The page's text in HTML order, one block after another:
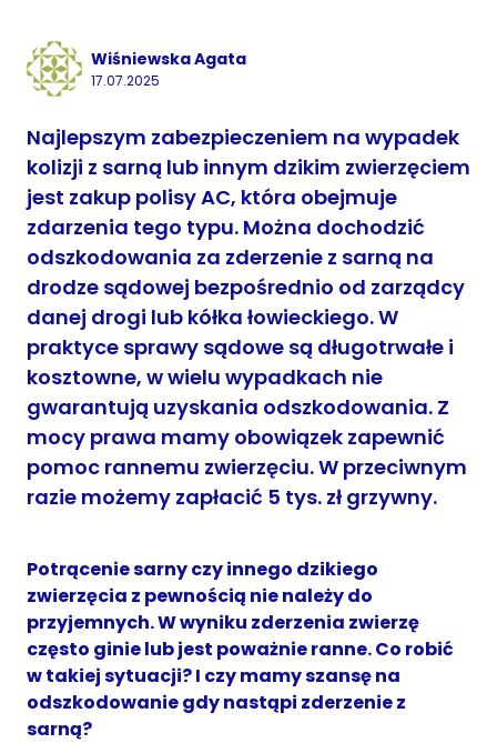
Wiśniewska Agata
17.07.2025
Najlepszym zabezpieczeniem na wypadek
kolizji z sarną lub innym dzikim zwierzęciem
jest zakup polisy AC, która obejmuje
zdarzenia tego typu. Można dochodzić
odszkodowania za zderzenie z sarną na
drodze sądowej bezpośrednio od zarządcy
danej drogi lub kółka łowieckiego. W
praktyce sprawy sądowe są długotrwałe i
kosztowne, w wielu wypadkach nie
gwarantują uzyskania odszkodowania. Z
mocy prawa mamy obowiązek zapewnić
pomoc rannemu zwierzęciu. W przeciwnym
razie możemy zapłacić 5 tys. zł grzywny.
Potrącenie sarny czy innego dzikiego
zwierzęcia z pewnością nie należy do
przyjemnych.W wyniku zderzenia zwierzę
często ginie lub jest poważnie ranne. Co robić
w takiej sytuacji? I czy mamy szansę na
odszkodowanie gdy nastąpi zderzenie z
sarną?